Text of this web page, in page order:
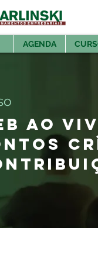
AGENDA
AO